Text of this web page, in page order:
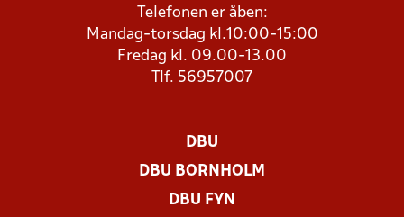
Telefonen er åben:
Mandag-torsdag kl.10:00-15:00
Fredag kl. 09.00-13.00
Tlf. 56957007
DBU
DBU BORNHOLM
DBU FYN